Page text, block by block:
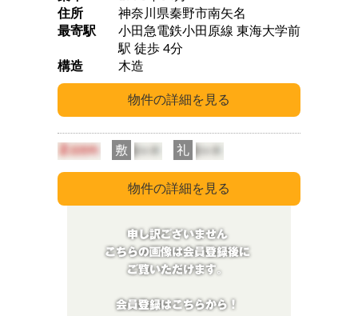
住所
神奈川県秦野市南矢名
最寄駅
小田急電鉄小田原線 東海大学前
駅 徒歩 4分
構造
木造
敷 礼